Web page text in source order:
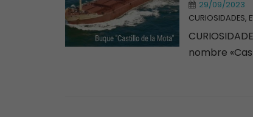
29/09/2023
CURIOSIDADES,
nombre